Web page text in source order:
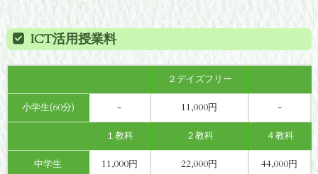
ICT活用授業料
２デイズフリー
小学生(60分) - 11,000円 -
１教科 ２教科 ４教科
中学生 11,000円 22,000円 44,000円